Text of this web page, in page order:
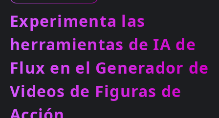
Experimenta las
herramientas de IA de
Flux en el Generador de
Videos de Figuras de